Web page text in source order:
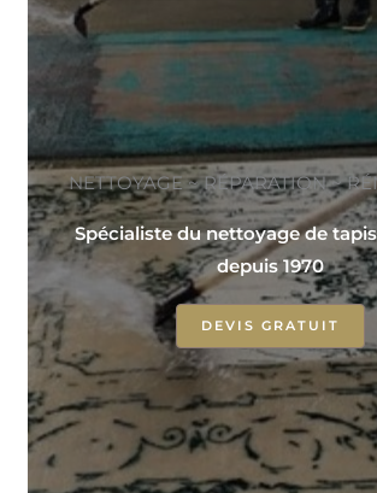
NETTOYAGE ~ RÉPARATION ~
Spécialiste du nettoyage de
depuis 1970
DEVIS GRATUIT